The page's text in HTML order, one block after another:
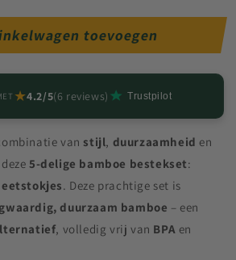
toevoegen
★4.2/5(6 reviews) Trustpilot
van stijl, duurzaamheid en
5-delige bamboe bestekset:
eetstokjes. Deze prachtige set is
duurzaam bamboe – een
, volledig vrij van BPA en